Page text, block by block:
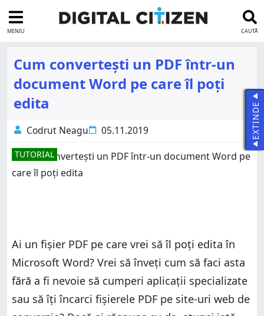
MENIU CAUTĂ
Cum convertești un PDF într-un
document Word pe care îl poți
edita
Codrut Neagu 05.11.2019
TUTORIAL
Ai un fișier PDF pe care vrei să îl poți edita în
Microsoft Word? Vrei să înveți cum să faci asta
fără a fi nevoie să cumperi aplicații specializate
sau să îți încarci fișierele PDF pe site-uri web de
EXTINDE